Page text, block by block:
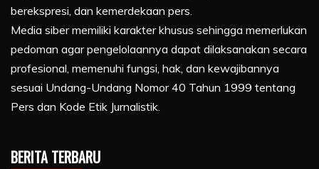
berekspresi, dan kemerdekaan pers.
Media siber memiliki karakter khusus sehingga memerlukan
pedoman agar pengelolaannya dapat dilaksanakan secara
profesional, memenuhi fungsi, hak, dan kewajibannya
sesuai Undang-Undang Nomor 40 Tahun 1999 tentang
Pers dan Kode Etik Jurnalistik.
BERITA TERBARU